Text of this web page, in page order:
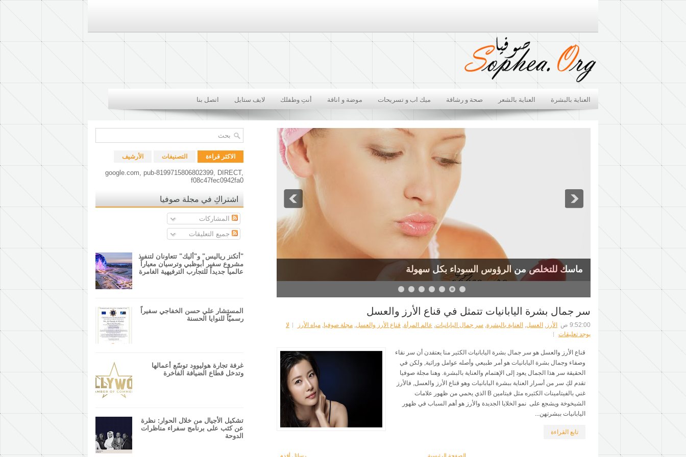
العناية بالبشرة العناية بالشعر صحة و رشاقة ميك اب و تسريحات موضة و اناقة أنتِ وطفلك لايف ستايل اتصل بنا
الاكثر قراءة التصنيفات الأرشيف
google.com, pub-8199715806802399, DIRECT,
f08c47fec0942fa0
اشتراكِ في مجلة صوفيا
المشاركات
جميع التعليقات
"أتكنز رياليس" و"أليك" تتعاونان لتنفيذ
مشروع سفير أبوظبي وترسيان معياراً
عالمياً جديداً للتجارب الترفيهية الغامرة
المستشار علي حسن الخفاجي سفيراً
رسميّاً للنوايا الحسنة
غرفة تجارة هوليوود توسّع أعمالها
وتدخل قطاع الضيافة الفاخرة
تشكيل الأجيال من خلال الحوار: نظرة
عن كثب على برنامج سفراء مناظرات
الدوحة
ماسك للتخلص من الرؤوس السوداء بكل سهولة
سر جمال بشرة اليابانيات تتمثل في قناع الأرز والعسل
9:52:00 ص الأرز , العسل, العناية بالبشرة, سر جمال اليابانيات, عالم المرأة, قناع الأرز والعسل, مجلة صوفيا, مياه الأرز
لا
يوجد تعليقات
قناع الأرز والعسل هو سر جمال بشرة اليابانيات الكثير منا يعتقدن أن سر نقاء
وصفاء وجمال بشرة اليابانيات هو أمر طبيعي وأصله عوامل وراثية, ولكن في
الحقيقة سر هذا الجمال يعود إلى الإهتمام والعناية بالبشرة. وهنا مجلة صوفيا
تقدم لكِ سر من أسرار العناية ببشرة اليابانيات وهو قناع الأرز والعسل, فالأرز
غني بالفيتامينات الكثيره مثل فيتامين B الذي يحمي من ظهور علامات
الشيخوخة ويشجع على نمو الخلايا الجديدة والأرز هو أهم السباب في ظهور
اليابانيات ببشرتهن...
تابع القراءة
رسائل أقدم الصفحة الرئيسية